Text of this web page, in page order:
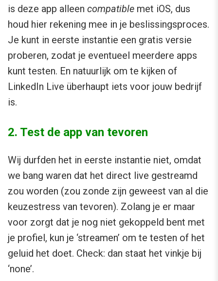
is deze app alleen compatible met iOS, dus
houd hier rekening mee in je beslissingsproces.
Je kunt in eerste instantie een gratis versie
proberen, zodat je eventueel meerdere apps
kunt testen. En natuurlijk om te kijken of
LinkedIn Live überhaupt iets voor jouw bedrijf
is.
2. Test de app van tevoren
Wij durfden het in eerste instantie niet, omdat
we bang waren dat het direct live gestreamd
zou worden (zou zonde zijn geweest van al die
keuzestress van tevoren). Zolang je er maar
voor zorgt dat je nog niet gekoppeld bent met
je profiel, kun je ‘streamen’ om te testen of het
geluid het doet. Check: dan staat het vinkje bij
‘none’.